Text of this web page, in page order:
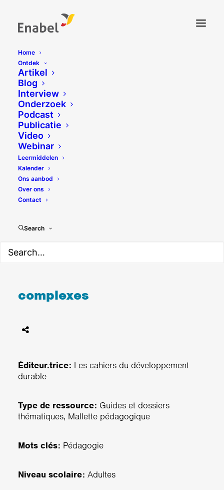
Home
Ontdek
Artikel
Blog
Interview
Onderzoek
Podcast
Publicatie
Video
Webinar
Leermiddelen
Kalender
Ons aanbod
Over ons
Contact
Search
Cahiers du développement
durable-de la gestion
complexes
Éditeur.trice: Les cahiers du développement
durable
Type de ressource: Guides et dossiers
thématiques, Mallette pédagogique
Mots clés: Pédagogie
Niveau scolaire: Adultes